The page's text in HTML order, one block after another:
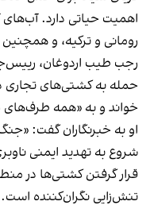
اهمیت حیاتی دارد.
رومانی و ترکیه، و
رجب طیب اردوغان،
حمله به کشتی‌های تجاری
خواند و به «همه طرف‌های
او به خبرنگاران گفت:
شروع به تهدید ایمنی
قرار گرفتن کشتی‌ها در
تنش‌زایی نگران‌کننده